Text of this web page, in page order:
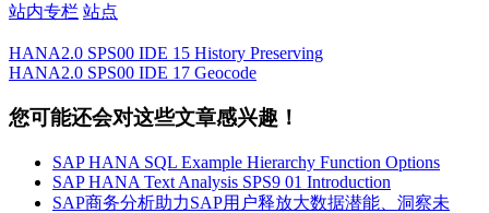
站内专栏 站点
HANA2.0 SPS00 IDE 15 History Preserving
HANA2.0 SPS00 IDE 17 Geocode
您可能还会对这些文章感兴趣！
SAP HANA SQL Example Hierarchy Function Options
SAP HANA Text Analysis SPS9 01 Introduction
SAP商务分析助力SAP用户释放大数据潜能、洞察未